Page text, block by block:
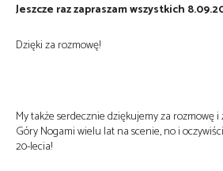
Jeszcze raz zapraszam wszystkich
Dzięki za rozmowę!
My także serdecznie dziękujemy za rozmowę i
Góry Nogami wielu lat na scenie, no i
20-lecia!